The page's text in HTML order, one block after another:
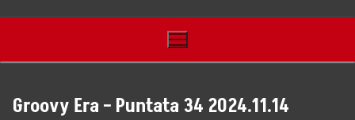
Groovy Era – Puntata 34 2024.11.14